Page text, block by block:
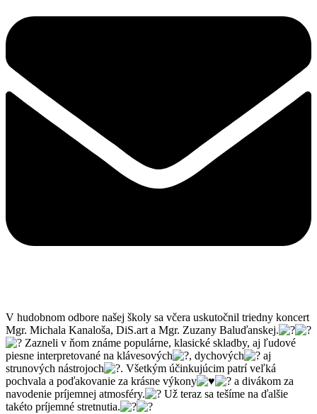
V hudobnom odbore našej školy sa včera uskutočnil triedny koncert
Mgr. Michala Kanaloša, DiS.art a Mgr. Zuzany Baluďanskej.
Zazneli v ňom známe populárne, klasické skladby, aj ľudové
piesne interpretované na klávesových
, dychových
aj
strunových nástrojoch
. Všetkým účinkujúcim patrí veľká
pochvala a poďakovanie za krásne výkony
a divákom za
navodenie príjemnej atmosféry.
Už teraz sa tešíme na ďalšie
takéto príjemné stretnutia.